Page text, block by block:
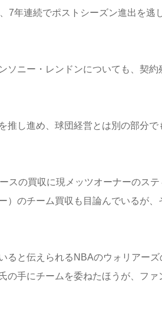
7年連続でポストシーズン進出を逃
ニー・レンドンについても、契約
し進め、球団経営とは別の部分で
の買収に現メッツオーナーのステ
のチーム買収も目論んでいるが、
と伝えられるNBAのウォリアーズ
の手にチームを委ねたほうが、フ